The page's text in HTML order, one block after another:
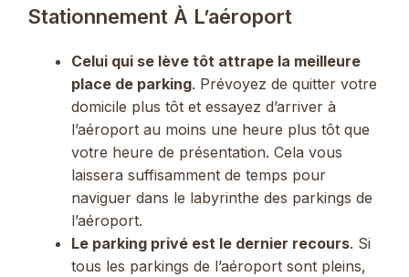
Stationnement À L’aéroport
Celui qui se lève tôt attrape la meilleure
place de parking. Prévoyez de quitter votre
domicile plus tôt et essayez d’arriver à
l’aéroport au moins une heure plus tôt que
votre heure de présentation. Cela vous
laissera suffisamment de temps pour
naviguer dans le labyrinthe des parkings de
l’aéroport.
Le parking privé est le dernier recours. Si
tous les parkings de l’aéroport sont pleins,